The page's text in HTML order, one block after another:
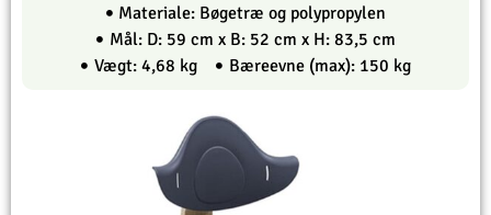
Materiale: Bøgetræ og polypropylen
Mål: D: 59 cm x B: 52 cm x H: 83,5 cm
Vægt: 4,68 kg
Bæreevne (max): 150 kg